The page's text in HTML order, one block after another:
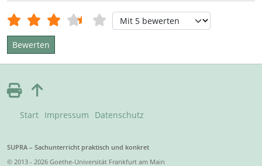
Bewertung: / Bitte bewerten
Start Impressum Datenschutz
SUPRA – Sachunterricht praktisch und konkret
© 2013 - 2026 Goethe-Universität Frankfurt am Main